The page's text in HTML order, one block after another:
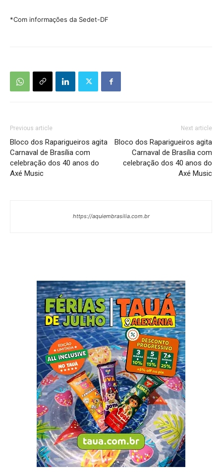
*Com informações da Sedet-DF
Previous article
Bloco dos Raparigueiros agita
Carnaval de Brasília com
celebração dos 40 anos do
Axé Music
Next article
Bloco dos Raparigueiros agita
Carnaval de Brasília com
celebração dos 40 anos do
Axé Music
https://aquiembrasilia.com.br